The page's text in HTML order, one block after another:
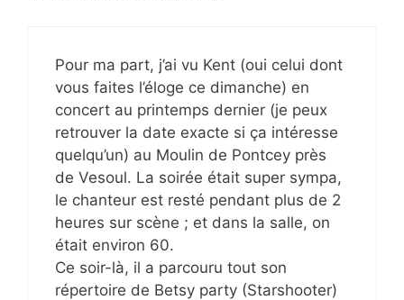
Pour ma part, j’ai vu Kent (oui celui dont
vous faites l’éloge ce dimanche) en
concert au printemps dernier (je peux
retrouver la date exacte si ça intéresse
quelqu’un) au Moulin de Pontcey près
de Vesoul. La soirée était super sympa,
le chanteur est resté pendant plus de 2
heures sur scène ; et dans la salle, on
était environ 60.
Ce soir-là, il a parcouru tout son
répertoire de Betsy party (Starshooter)